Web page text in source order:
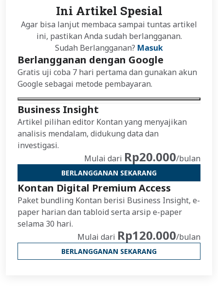
Ini Artikel Spesial
Agar bisa lanjut membaca sampai tuntas artikel
ini, pastikan Anda sudah berlangganan.
Sudah Berlangganan? Masuk
Berlangganan dengan Google
Gratis uji coba 7 hari pertama dan gunakan akun
Google sebagai metode pembayaran.
Business Insight
Artikel pilihan editor Kontan yang menyajikan
analisis mendalam, didukung data dan
investigasi.
Mulai dari Rp20.000/bulan
BERLANGGANAN SEKARANG
Kontan Digital Premium Access
Paket bundling Kontan berisi Business Insight, e-
paper harian dan tabloid serta arsip e-paper
selama 30 hari.
Mulai dari Rp120.000/bulan
BERLANGGANAN SEKARANG